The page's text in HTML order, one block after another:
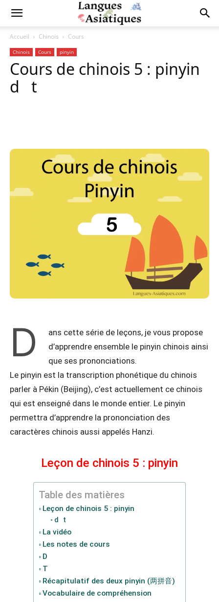
Accueil Chinois Cours
Chinois Cours pinyin
Cours de chinois 5 : pinyin
d t
D
ans cette série de leçons, je vous propose
d’apprendre ensemble le pinyin chinois ainsi
que ses prononciations.
Le pinyin est la transcription phonétique du chinois
parler à Pékin (Beijing), c’est actuellement ce chinois
qui est enseigné dans le monde entier. Le pinyin
permettra d’apprendre la prononciation des
caractères chinois aussi appelés Hanzi.
Leçon de chinois 5 : pinyin
Table des matières
Leçon de chinois 5 : pinyin
d t
La vidéo
Les notes de cours
D
T
Récapitulatif des deux pinyin (两拼音)
Vocabulaire de compréhension